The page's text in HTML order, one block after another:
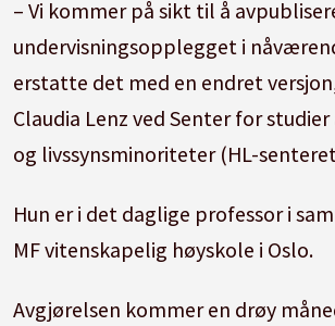
– Vi kommer på sikt til å
undervisningsopplegget i
erstatte det med en endret
Claudia Lenz ved Senter for
og livssynsminoriteter (HL-
Hun er i det daglige professor i
MF vitenskapelig høyskole i Oslo.
Avgjørelsen kommer en drøy